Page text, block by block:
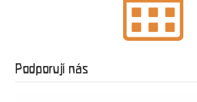
Podporují nás